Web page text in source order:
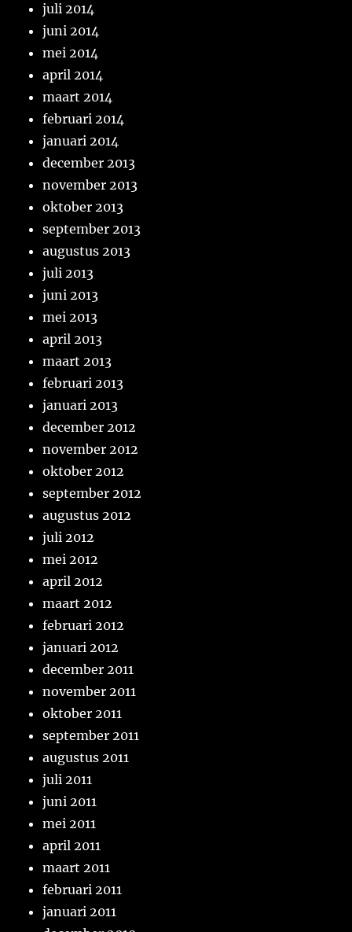
juli 2014
juni 2014
mei 2014
april 2014
maart 2014
februari 2014
januari 2014
december 2013
november 2013
oktober 2013
september 2013
augustus 2013
juli 2013
juni 2013
mei 2013
april 2013
maart 2013
februari 2013
januari 2013
december 2012
november 2012
oktober 2012
september 2012
augustus 2012
juli 2012
mei 2012
april 2012
maart 2012
februari 2012
januari 2012
december 2011
november 2011
oktober 2011
september 2011
augustus 2011
juli 2011
juni 2011
mei 2011
april 2011
maart 2011
februari 2011
januari 2011